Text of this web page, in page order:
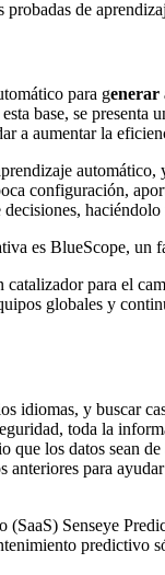
de
para generar
base, se
a aumentar la
configuración,
es BlueScope, un
para el
globales y
y buscar
toda la
los datos
anteriores para
Senseye
predictivo